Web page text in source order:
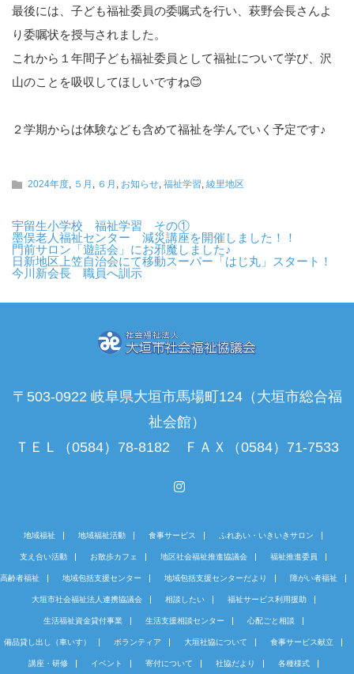
最後には、子ども福祉委員の委嘱式を行い、萩野会長さんよ
り委嘱状を授与されました。
これから１年間子ども福祉委員として福祉について学び、沢
山のことを吸収してほしいですね😊
２学期からは体験なども含めて福祉を学んでいく予定です♪
2024年度 ５月 ６月 お知らせ 福祉学習 綾里地区
宇留生小学校 福祉学習 その①
墨俣老人福祉センター 減災講座を開催しました！！
門前サロン「遊話会」にお邪魔しました♪
日新地区上笠自治会にて移動スーパー「はじ丸」スタート！
今川新会長 職員へ訓示
〒503-0922 岐阜県大垣市馬場町124（大垣市総合福
祉会館）
ＴＥＬ（0584）78-8182 ＦＡＸ（0584）71-7533
地域福祉 地域福祉活動 食事サービス ふれあい・いきいきサロン
支え合い活動 お散歩カフェ 地区社会福祉推進協議会 福祉推進委員
高齢者福祉 地域包括支援センター 地域包括支援センターだより 障がい者福祉
大垣市社会福祉法人連携協議会 相談したい 福祉サービス利用援助
生活福祉資金貸付事業 生活支援相談センター 心配ごと相談
備品貸し出し（車いす） ボランティア 大垣社協について 食事サービス献立
講座・研修 イベント 寄付について 社協だより 各種様式